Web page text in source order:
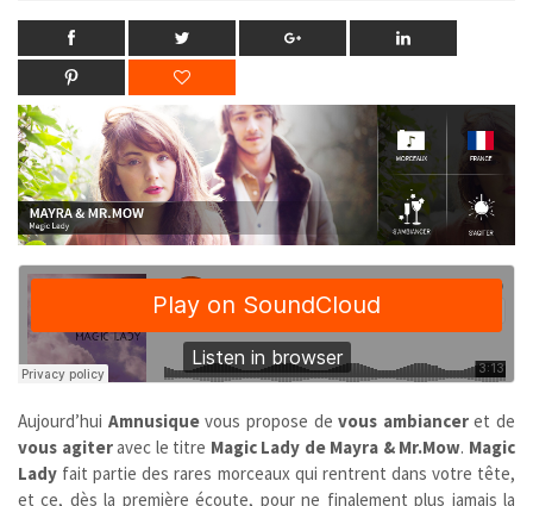
Aujourd’hui Amnusiquevous propose de vous ambianceret de
vous agiteravec le titre Magic Lady de Mayra & Mr.Mow. Magic
Lady fait partie des rares morceaux qui rentrent dans votre tête,
et ce, dès la première écoute, pour ne finalement plus jamais la